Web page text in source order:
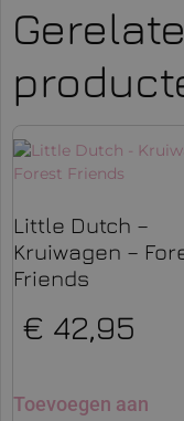
Little Dutch –
Kruiwagen –
Friends
€ 42,95
Toevoegen aan